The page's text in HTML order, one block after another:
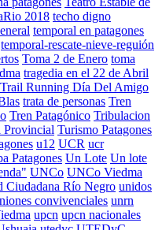
2018 techo digno
temporal en patagones
temporal-rescate-nieve-reguión
Toma 2 de Enero toma
tragedia en el 22 de Abril
Trail Running Día Del Amigo
trata de personas Tren
Tren Patagónico Tribulacion
Provincial Turismo Patagones
u12 UCR ucr
Patagones Un Lote Un lote
UNCo UNCo Viedma
Ciudadana Río Negro unidos
convivenciales unrn
upcn upcn nacionales